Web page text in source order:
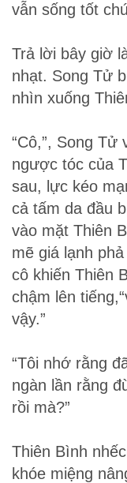
vẫn sống tốt
Trả lời bây giờ
nhạt. Song Tử
nhìn xuống
“Cô,”, Song
ngược tóc của
sau, lực kéo
cả tấm da đầu
vào mặt Thiên
mẽ giá lạnh
cô khiến Thiên
chậm lên
vậy.”
“Tôi nhớ rằng
ngàn lần rằng
rồi mà?”
Thiên Bình
khóe miệng